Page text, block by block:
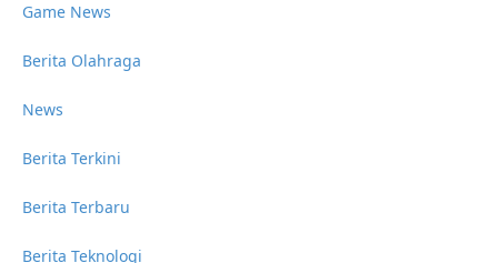
Game News
Berita Olahraga
News
Berita Terkini
Berita Terbaru
Berita Teknologi